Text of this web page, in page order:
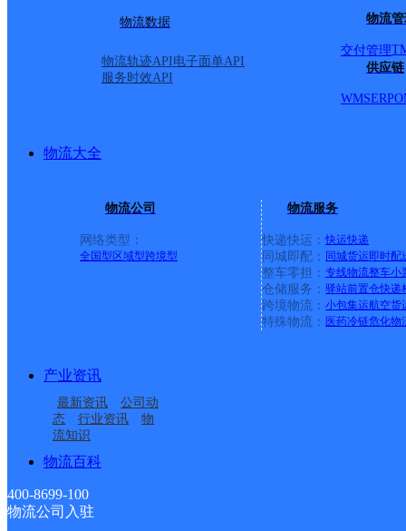
物流数据
物流轨迹API电子面单API
服务时效API
物流
交付管理
供应链
WMSERP
物流大全
物流公司
网络类型：
全国型 区域型跨境型
物流服务
快递快运： 快运快递
同城即配： 同城货运即时配
整车零担： 专线物流整车小
仓储服务： 驿站前置仓快递
跨境物流： 小包集运航空货
特殊物流： 医药冷链危化物
产业资讯
最新资讯
公司动
态
行业资讯
物
流知识
物流百科
400-8699-100
物流公司入驻
地址
邮政快递隔壁
派送范围:-
金溪县浒湾镇合作点
德邦快递 更多号码地址
秀谷镇疏山南路现代物
派送范围:-
金溪县陈坊积乡合作点
德邦快递